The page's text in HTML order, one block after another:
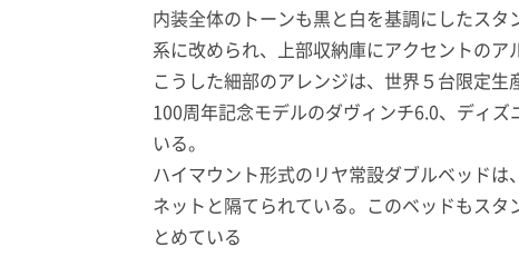
内装全体のトーンも黒と白を基調にしたス
系に改められ、上部収納庫にアクセントのア
こうした細部のアレンジは、世界５台限定
100周年記念モデルのダヴィンチ6.0、ディ
いる。
ハイマウント形式のリヤ常設ダブルベッド
ネットと隔てられている。このベッドもス
とめている